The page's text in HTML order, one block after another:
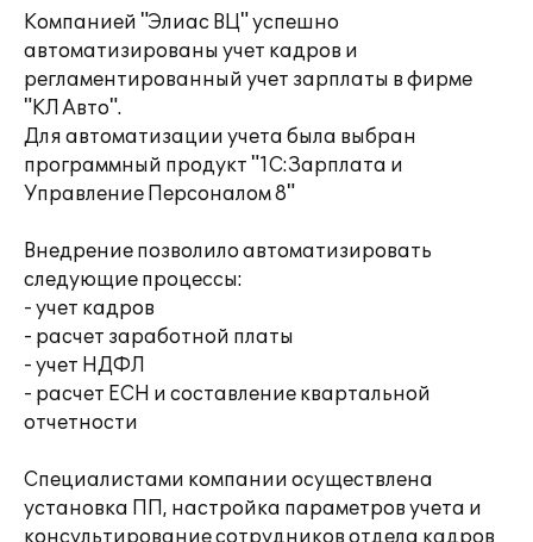
Компанией "Элиас ВЦ" успешно
автоматизированы учет кадров и
регламентированный учет зарплаты в фирме
"КЛ Авто".
Для автоматизации учета была выбран
программный продукт "1С:Зарплата и
Управление Персоналом 8"
Внедрение позволило автоматизировать
следующие процессы:
- учет кадров
- расчет заработной платы
- учет НДФЛ
- расчет ЕСН и составление квартальной
отчетности
Специалистами компании осуществлена
установка ПП, настройка параметров учета и
консультирование сотрудников отдела кадров